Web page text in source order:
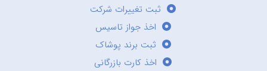
ثبت تغییرات شرکت
اخذ جواز تاسیس
ثبت برند پوشاک
اخذ کارت بازرگانی